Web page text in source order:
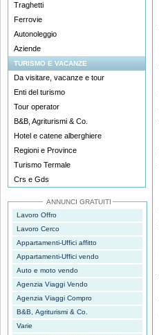
Traghetti
Ferrovie
Autonoleggio
Aziende
TURISMO E VACANZE
Da visitare, vacanze e tour
Enti del turismo
Tour operator
B&B, Agriturismi & Co.
Hotel e catene alberghiere
Regioni e Province
Turismo Termale
Crs e Gds
ANNUNCI GRATUITI
Lavoro Offro
Lavoro Cerco
Appartamenti-Uffici affitto
Appartamenti-Uffici vendo
Auto e moto vendo
Agenzia Viaggi Vendo
Agenzia Viaggi Compro
B&B, Agriturismi & Co.
Varie